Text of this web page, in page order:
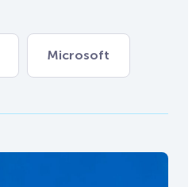
Microsoft